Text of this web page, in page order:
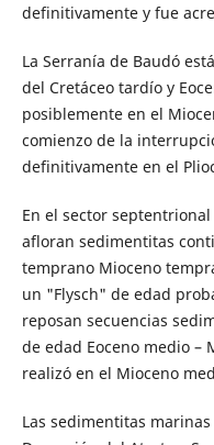
definitivamente y fue
La Serranía de Baudó
del Cretáceo tardío y
posiblemente en el
comienzo de la
definitivamente en el
En el sector
afloran sedimentitas
temprano Mioceno
un "Flysch" de edad
reposan secuencias
de edad Eoceno medio –
realizó en el Mioceno
Las sedimentitas